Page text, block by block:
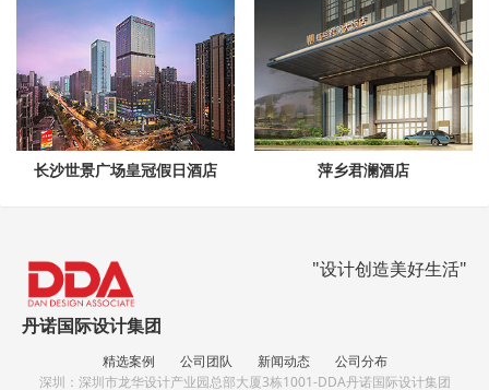
长沙世景广场皇冠假日酒店 萍乡君澜酒店
"设计创造美好生活"
丹诺国际设计集团
精选案例 公司团队 新闻动态
公司分布
深圳：深圳市龙华设计产业园总部大厦3栋1001-DDA丹诺国际设计集团